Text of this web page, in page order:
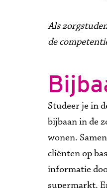
Als
de
Studeer je in
bijbaan in de
wonen.
cliënten op
informatie
supermarkt.